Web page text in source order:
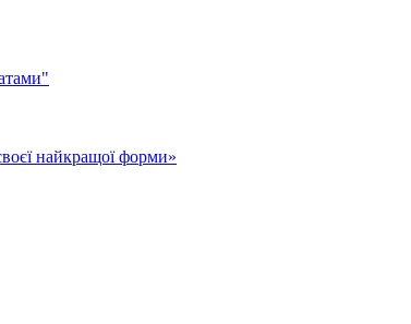
найкращої форми»